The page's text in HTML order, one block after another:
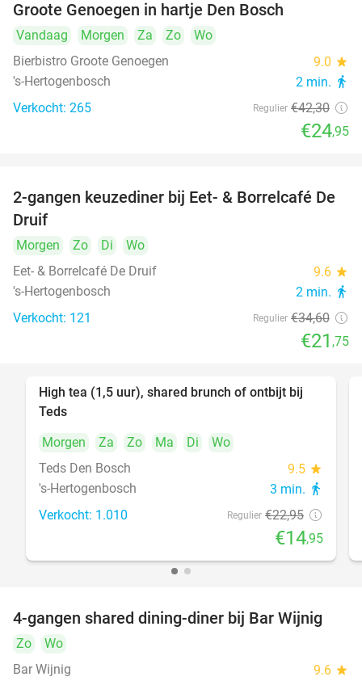
Groote Genoegen in hartje Den Bosch
Vandaag Morgen Za Zo
Wo
Bierbistro Groote Genoegen
9.0 star
's-Hertogenbosch 2 min. directions_walk
Verkocht: 265 Regulier €42,30
€24,95
37%
2-gangen keuzediner bij Eet- & Borrelcafé De
Druif
Morgen Zo Di
Wo
Eet- & Borrelcafé De Druif
9.6 star
's-Hertogenbosch 2 min. directions_walk
Verkocht: 121 Regulier €34,60
€21 ,75
35%
High tea (1,5 uur), shared brunch of ontbijt bij
Teds
Morgen
Za Zo Ma Di
Wo
Teds Den Bosch
9.5 star
's-Hertogenbosch 3 min. directions_walk
Verkocht: 1.010 Regulier €22,95
€14,95
45%
4-gangen shared dining-diner bij Bar Wijnig
Zo
Wo
Bar Wijnig
9.6 star